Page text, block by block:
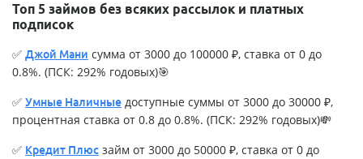
Топ 5 займов без всяких рассылок и платных
подписок
✅ Джой Мани сумма от 3000 до 100000 ₽, ставка от 0 до
0.8%. (ПСК: 292% годовых)🎯
✅ Умные Наличные доступные суммы от 3000 до 30000 ₽,
процентная ставка от 0.8 до 0.8%. (ПСК: 292% годовых)💸
✅ Кредит Плюс займ от 3000 до 50000 ₽, ставка от 0 до